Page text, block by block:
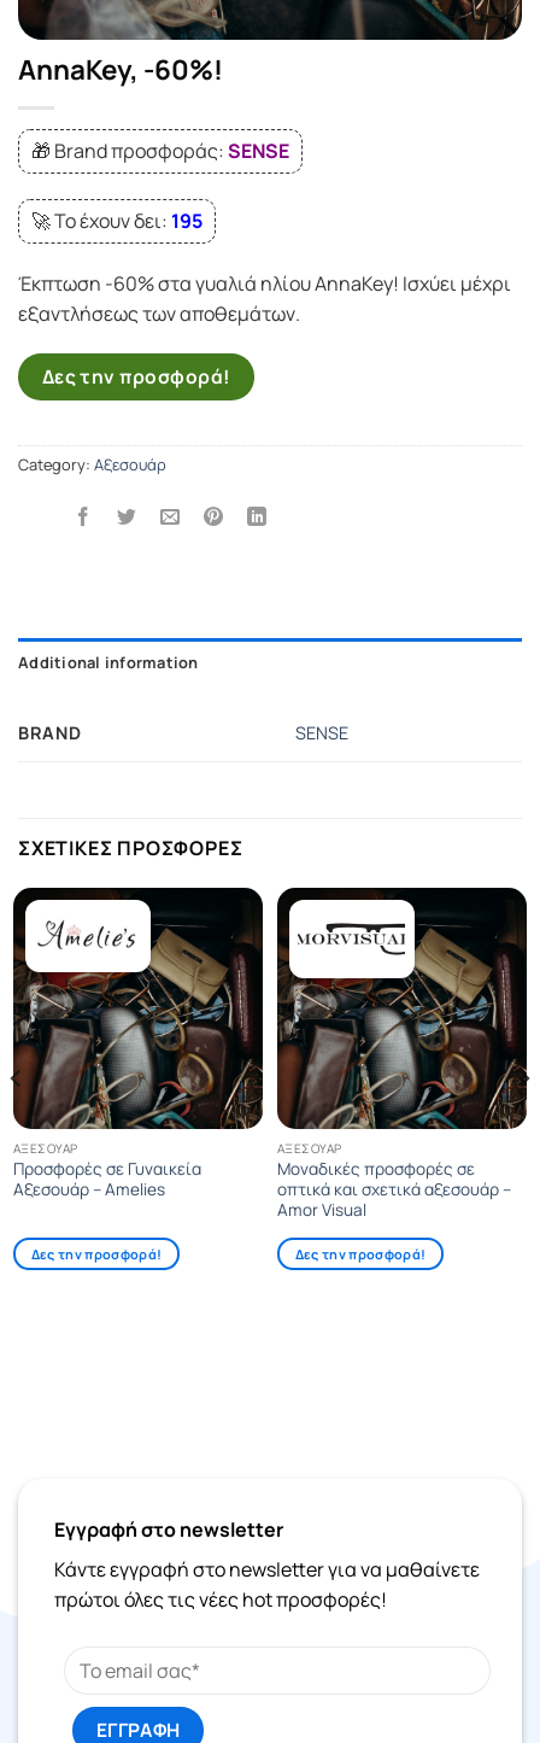
AnnaKey, -60%!
🎁 Brand προσφοράς:SENSE
🚀 Το έχουν δει: 195
Έκπτωση -60% στα γυαλιά ηλίου AnnaKey! Ισχύει μέχρι
εξαντλήσεως των αποθεμάτων.
Δες την προσφορά!
Category: Αξεσουάρ
Additional information
BRAND SENSE
ΣΧΕΤΙΚΕΣ ΠΡΟΣΦΟΡΕΣ
ΑΞΕΣΟΥΆΡ
Προσφορές σε Γυναικεία
Αξεσουάρ – Amelies
Δες την προσφορά!
ΑΞΕΣΟΥΆΡ
Μοναδικές προσφορές σε
οπτικά και σχετικά αξεσουάρ –
Amor Visual
Δες την προσφορά!
Εγγραφή στο newsletter
Κάντε εγγραφή στο newsletter για να μαθαίνετε
πρώτοι όλες τις νέες hot προσφορές!